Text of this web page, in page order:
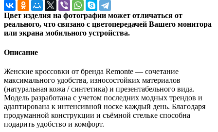
Цвет изделия на фотографии может отличаться от
реального, что связано с цветопередачей Вашего монитора
или экрана мобильного устройства.
Описание
Женские кроссовки от бренда Remonte — сочетание
максимального удобства, износостойких материалов
(натуральная кожа / синтетика) и презентабельного вида.
Модель разработана с учетом последних модных трендов и
адаптирована к интенсивной носке каждый день. Благодаря
продуманной конструкции и съёмной стельке способна
подарить удобство и комфорт.